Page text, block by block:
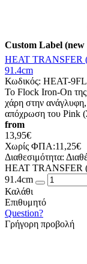
Custom Label (new
HEAT TRANSFER
91.4cm
Κωδικός: HEAT-
Το Flock Iron-On της
χάρη στην
απόχρωση του Pink
from
13,95€
Χωρίς ΦΠΑ:11,25€
Διαθεσιμότητα:
HEAT TRANSFER
91.4cm
Καλάθι
Επιθυμητό
Question?
Γρήγορη προβολή